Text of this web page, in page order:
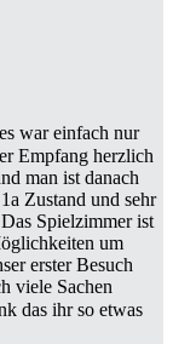
war einfach nur
Empfang herzlich
man ist danach
Zustand und sehr
Spielzimmer ist
um
erster Besuch
viele Sachen
das ihr so etwas